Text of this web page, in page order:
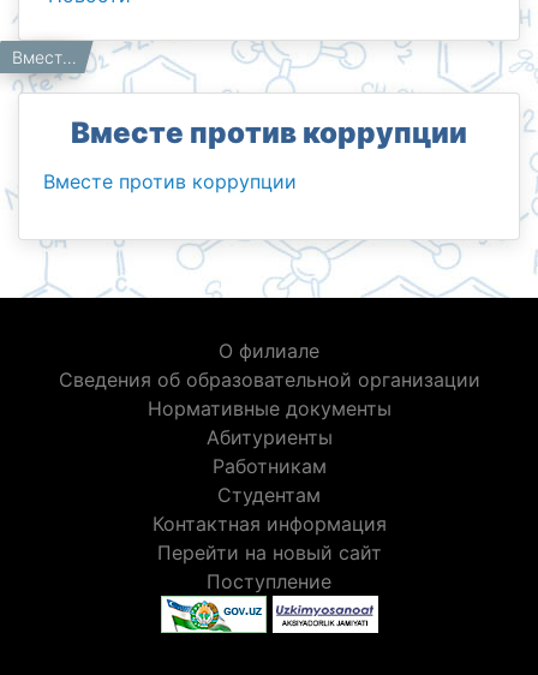
Главная
Работникам
Новости Вместе против коррупции
Вместе против коррупции
Вместе против коррупции
О филиале
Сведения об образовательной организации
Нормативные документы
Абитуриенты
Работникам
Студентам
Контактная информация
Перейти на новый сайт
Поступление